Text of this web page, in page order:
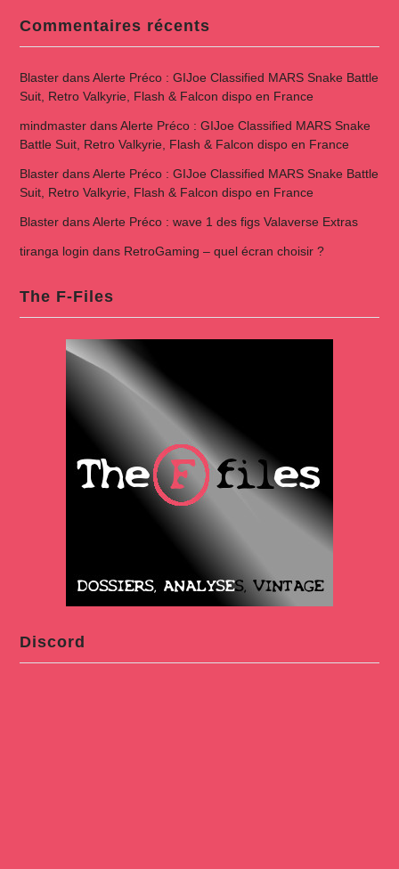
Commentaires récents
BlasterdansAlerte Préco : GIJoe Classified MARS Snake Battle
Suit, Retro Valkyrie, Flash & Falcon dispo en France
mindmasterdansAlerte Préco : GIJoe Classified MARS Snake
Battle Suit, Retro Valkyrie, Flash & Falcon dispo en France
BlasterdansAlerte Préco : GIJoe Classified MARS Snake Battle
Suit, Retro Valkyrie, Flash & Falcon dispo en France
BlasterdansAlerte Préco : wave 1 des figs Valaverse Extras
tiranga login dans RetroGaming – quel écran choisir ?
The F-Files
Discord